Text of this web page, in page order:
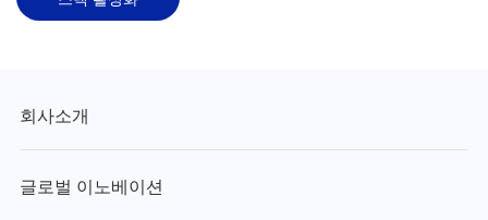
회사소개
글로벌 이노베이션